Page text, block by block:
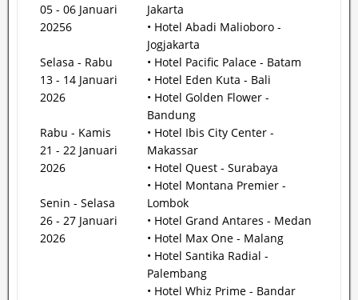
05 - 06 Januari
20256
Selasa - Rabu
13 - 14 Januari
2026
Rabu - Kamis
21 - 22 Januari
2026
Senin - Selasa
26 - 27 Januari
2026
Jakarta
• Hotel Abadi Malioboro -
Jogjakarta
• Hotel Pacific Palace - Batam
• Hotel Eden Kuta - Bali
• Hotel Golden Flower -
Bandung
• Hotel Ibis City Center -
Makassar
• Hotel Quest - Surabaya
• Hotel Montana Premier -
Lombok
• Hotel Grand Antares - Medan
• Hotel Max One - Malang
• Hotel Santika Radial -
Palembang
• Hotel Whiz Prime - Bandar